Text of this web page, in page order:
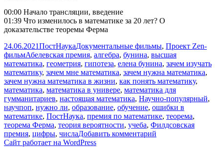
00:00 Начало трансляции, введение
01:39 Что изменилось в математике за 20 лет? О
доказательстве теоремы Ферма
Опубликовано
24.06.2021Автор
ПостНаукаРубрики
Документальные фильмы, Проект Zen-
фильмМетки
Абелевская премия, алгебра, бунина, высшая
математика, геометрия, гипотеза, елена бунина, зачем изучать
математику, зачем мне математика, зачем нужна математика,
зачем нужна математика в жизни, как понять математику,
математика, математика в универе, математика для
гумманитариев, настоящая математика, Научно-популярный,
научпоп, нужно ли, образование, обучение, ошибки в
математике, ПостНаука, премия по математике, теорема,
теорема Ферма, теория вероятности, учеба, Филдсовская
премия, цифры, числаДобавить комментарий
Сайт работает на WordPress